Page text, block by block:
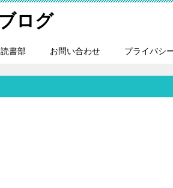
ログ
読書部 お問い合わせ プライバシ